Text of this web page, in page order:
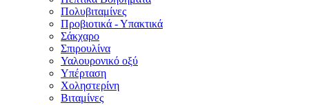
Πολυβιταμίνες
Προβιοτικά - Υπακτικά
Σάκχαρο
Σπιρουλίνα
Υαλουρονικό οξύ
Υπέρταση
Χοληστερίνη
Βιταμίνες